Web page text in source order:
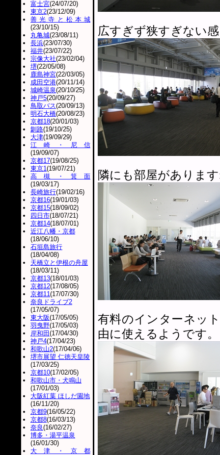
広すぎず狭すぎない
隣にも部屋がありま
有料のインターネッ
由に使えるようです。
富士宮(24/07/20)
東京2(23/12/09)
善光寺と松本城
(23/10/15)
丸亀城(23/08/11)
長浜(23/07/30)
福井(23/07/22)
宗像大社(23/02/04)
堺(22/05/08)
鹿島神宮(22/03/05)
成田空港(20/11/14)
城崎温泉(20/10/25)
神戸5(20/09/27)
鳥取バス(20/09/13)
明石大橋(20/08/23)
京都18(20/01/03)
釧路(19/10/25)
大津(19/09/29)
江崎・尼信
(19/09/07)
京都17(19/08/25)
東京1(19/07/21)
高槻・箕面
(19/03/17)
長崎旅行(19/02/16)
京都16(19/01/03)
京都15(18/09/02)
四日市(18/07/21)
京都14(18/07/01)
近江八幡・京都
(18/06/10)
石垣島旅行
(18/04/08)
天橋立と伊根の舟屋
(18/03/11)
京都13(18/01/03)
京都12(17/08/05)
京都11(17/07/30)
奈良ドライブ2
(17/05/07)
東大阪(17/05/05)
羽曳野(17/05/03)
岸和田 (17/04/30)
神戸4(17/04/23)
和歌山2(17/04/06)
堺市展望 仁徳天皇陵
(17/03/25)
京都10(17/02/05)
和歌山市・犬鳴山
(17/01/03)
大阪紅葉 ほしだ園地
(16/11/20)
京都9(16/05/22)
京都8(16/03/13)
奈良(16/02/27)
博多・湯平温泉
(16/01/30)
大津・京都